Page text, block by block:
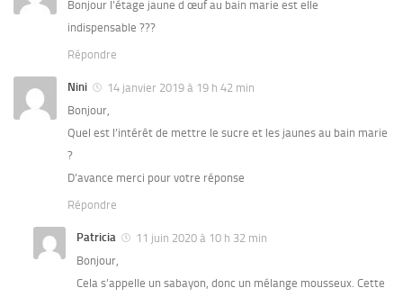
Bonjour l’étage jaune d œuf au bain marie est elle
indispensable ???
Répondre
Nini
14 janvier 2019 à 19 h 42 min
Bonjour,
Quel est l’intérêt de mettre le sucre et les jaunes au bain marie
?
D’avance merci pour votre réponse
Répondre
Patricia
11 juin 2020 à 10 h 32 min
Bonjour,
Cela s’appelle un sabayon, donc un mélange mousseux. Cette